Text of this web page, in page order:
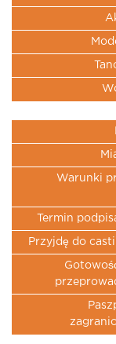
Warunki
Termin
Przyjdę do